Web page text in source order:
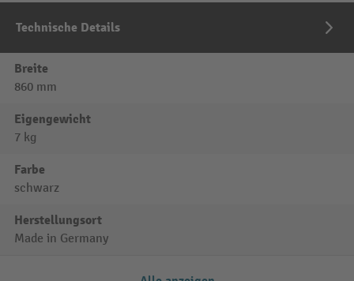
Technische Details
Breite
860 mm
Eigengewicht
7 kg
Farbe
schwarz
Herstellungsort
Made in Germany